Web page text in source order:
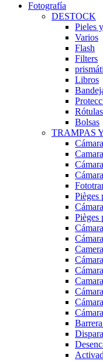
Fotografía
DESTOCK
Pieles
Varios
Flash
Filters
Libros
Bolsas
TRAMPAS
Pièges